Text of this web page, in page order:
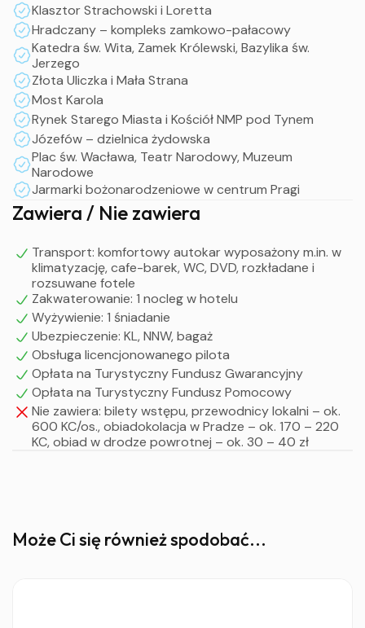
nocleg
II dzień
Śniadanie
Przejazd do centrum Pragi
Dalsze zwiedzanie stolicy Czech: Rynek Starego Miasta,
Kościół NMP pod Tynem, Józefów – praska dzielnica
żydowska, przejście na Nowe Miasto, Plac św. Wacława,
Teatr Narodowy, Muzeum Narodowe, dla
zainteresowanych możliwość zwiedzania Muzeum Figur
Pobyt na jarmarku świątecznym
Po południu wyjazd w drogę powrotną do Polski
Przyjazd na miejsce zbiórki w godzinach nocnych
UWAGA !
Powyższy program jest ramowy i może ulegać zmianom
w zależności od potrzeb grupy.
Klasztor Strachowski i Loretta
Hradczany – kompleks zamkowo-pałacowy
Katedra św. Wita, Zamek Królewski, Bazylika św.
Jerzego
Złota Uliczka i Mała Strana
Most Karola
Rynek Starego Miasta i Kościół NMP pod Tynem
Józefów – dzielnica żydowska
Plac św. Wacława, Teatr Narodowy, Muzeum
Narodowe
Jarmarki bożonarodzeniowe w centrum Pragi
Zawiera / Nie zawiera
Transport: komfortowy autokar wyposażony m.in. w
klimatyzację, cafe-barek, WC, DVD, rozkładane i
rozsuwane fotele
Zakwaterowanie: 1 nocleg w hotelu
Wyżywienie: 1 śniadanie
Ubezpieczenie: KL, NNW, bagaż
Obsługa licencjonowanego pilota
Opłata na Turystyczny Fundusz Gwarancyjny
Opłata na Turystyczny Fundusz Pomocowy
Nie zawiera: bilety wstępu, przewodnicy lokalni – ok.
600 KC/os., obiadokolacja w Pradze – ok. 170 – 220
KC, obiad w drodze powrotnej – ok. 30 – 40 zł
Może Ci się również spodobać...